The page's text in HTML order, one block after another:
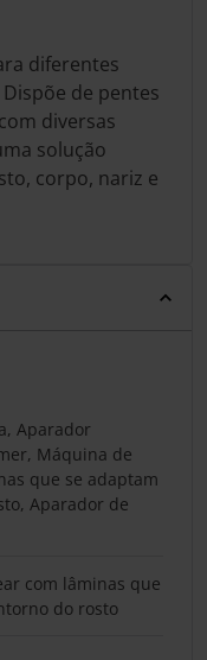
diferentes
de pentes
diversas
solução
corpo, nariz e
Aparador
Máquina de
que se adaptam
Aparador de
com lâminas que
do rosto